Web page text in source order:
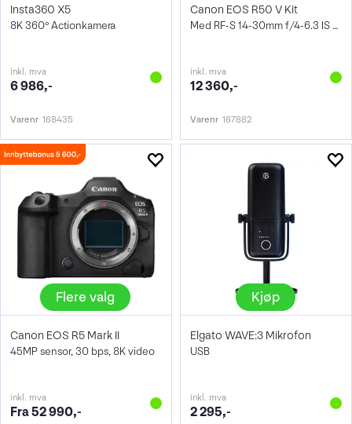
Insta360 X5
8K 360° Actionkamera
inkl. mva
6 986,-
Varenr 168435
Canon EOS R50 V Kit
Med RF-S 14-30mm f/4-6.3 IS STM PZ
inkl. mva
12 360,-
Varenr 167882
Flere valg
Canon EOS R5 Mark II
45MP sensor, 30 bps, 8K video
inkl. mva
Fra 52 990,-
Kjøp
Elgato WAVE:3 Mikrofon
USB
inkl. mva
2 295,-